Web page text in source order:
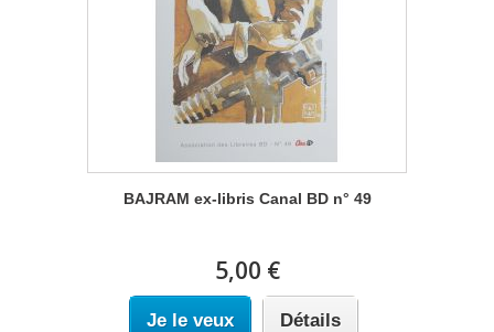
BAJRAM ex-libris Canal BD n° 49
5,00 €
Je le veux Détails